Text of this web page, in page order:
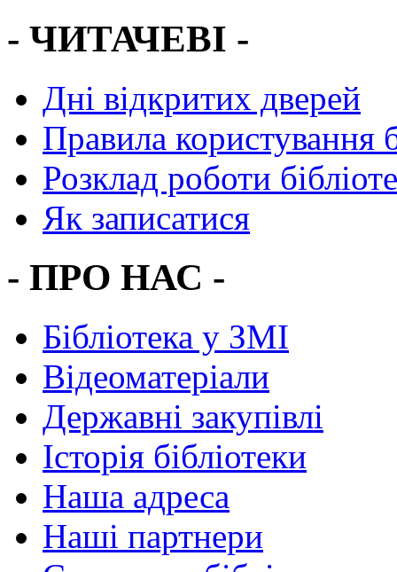
- ЧИТАЧЕВІ -
Дні відкритих дверей
Правила користування
Розклад роботи
Як записатися
- ПРО НАС -
Бібліотека у ЗМІ
Відеоматеріали
Державні закупівлі
Історія бібліотеки
Наша адреса
Наші партнери